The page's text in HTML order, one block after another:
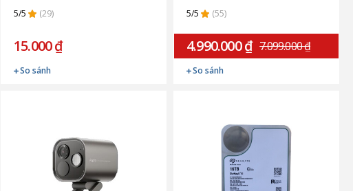
5/5 (29)
15.000 ₫
So sánh
5/5 (55)
4.990.000 ₫ 7.099.000 ₫
So sánh